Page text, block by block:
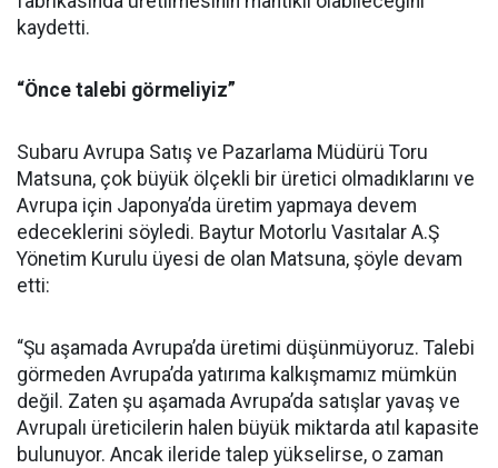
kaydetti.
“Önce talebi görmeliyiz”
Subaru Avrupa Satış ve Pazarlama Müdürü Toru
Matsuna, çok büyük ölçekli bir üretici olmadıklarını ve
Avrupa için Japonya’da üretim yapmaya devem
edeceklerini söyledi. Baytur Motorlu Vasıtalar A.Ş
Yönetim Kurulu üyesi de olan Matsuna, şöyle devam
etti:
“Şu aşamada Avrupa’da üretimi düşünmüyoruz. Talebi
görmeden Avrupa’da yatırıma kalkışmamız mümkün
değil. Zaten şu aşamada Avrupa’da satışlar yavaş ve
Avrupalı üreticilerin halen büyük miktarda atıl kapasite
bulunuyor. Ancak ileride talep yükselirse, o zaman